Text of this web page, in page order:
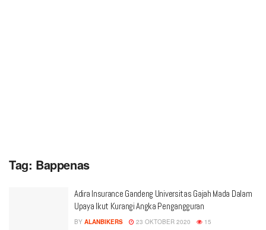
Tag: Bappenas
Adira Insurance Gandeng Universitas Gajah Mada Dalam
Upaya Ikut Kurangi Angka Pengangguran
BY ALANBIKERS 23 OKTOBER 2020 15